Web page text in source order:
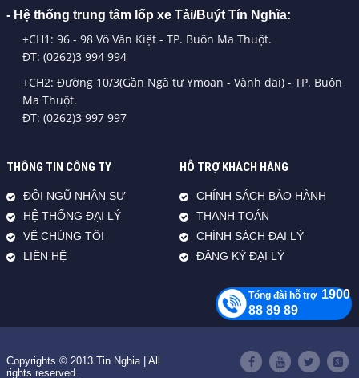
- Hệ thống trung tâm lốp xe Tải/Buýt Tín Nghĩa:
+CH1: 96 - 98 Võ Văn Kiệt - TP. Buôn Ma Thuột.
ĐT: (0262)3 994 994
+CH2: Đường 10/3(Gần Ngã tư Ymoan - Vành đai) - TP. Buôn
Ma Thuột.
ĐT: (0262)3 997 997
THÔNG TIN CÔNG TY
ĐỘI NGŨ NHÂN SỰ
HỆ THỐNG ĐẠI LÝ
VỀ CHÚNG TÔI
LIÊN HỆ
HỖ TRỢ KHÁCH HÀNG
CHÍNH SÁCH BẢO HÀNH
THANH TOÁN
CHÍNH SÁCH ĐẠI LÝ
ĐĂNG KÝ ĐẠI LÝ
Copyrights © 2013 Tin Nghia | All
rights reserved.
Tổng đài hỗ trợ 1900
88 89 89